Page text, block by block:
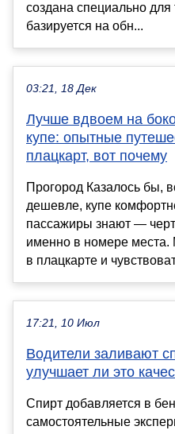
создана специально
базируется на обн...
03:21, 18 Дек
Лучше вдвоем на
купе: опытные
плацкарт, вот почему
Прогород Казалось бы,
дешевле, купе
пассажиры знают — черт
именно в номере места.
в плацкарте и
17:21, 10 Июл
Водители заливают
улучшает ли это
Спирт добавляется в
самостоятельные